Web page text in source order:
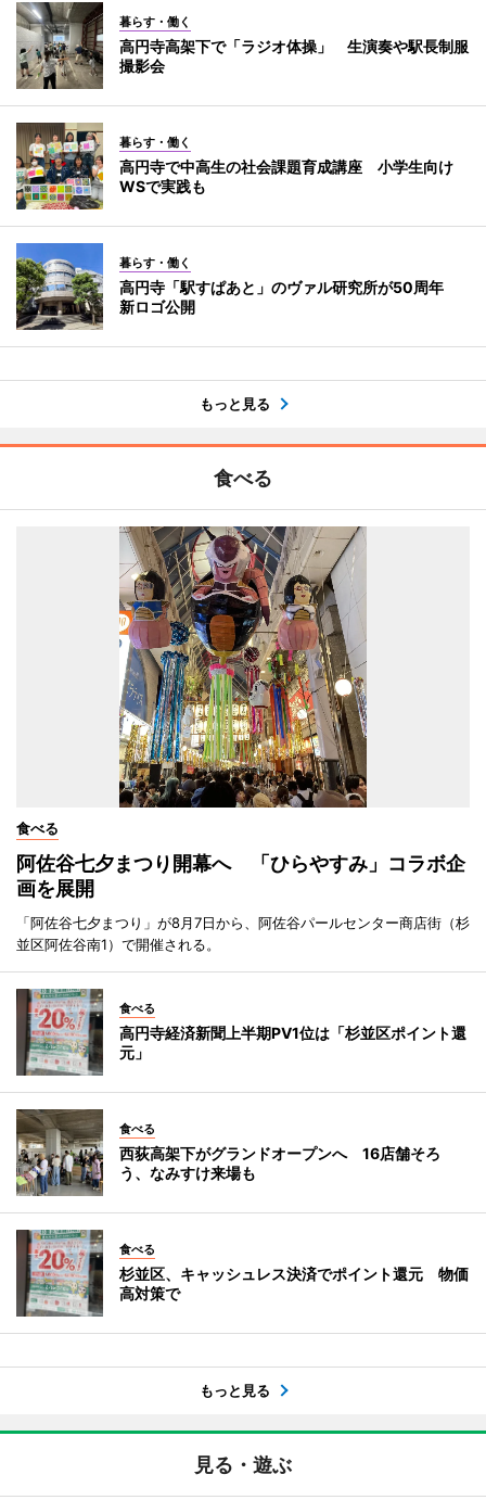
暮らす・働く
高円寺高架下で「ラジオ体操」 生演奏や駅長制服
撮影会
暮らす・働く
高円寺で中高生の社会課題育成講座 小学生向け
WSで実践も
暮らす・働く
高円寺「駅すぱあと」のヴァル研究所が50周年
新ロゴ公開
もっと見る
食べる
食べる
阿佐谷七夕まつり開幕へ 「ひらやすみ」コラボ企
画を展開
「阿佐谷七夕まつり」が8月7日から、阿佐谷パールセンター商店街（杉
並区阿佐谷南1）で開催される。
食べる
高円寺経済新聞上半期PV1位は「杉並区ポイント還
元」
食べる
西荻高架下がグランドオープンへ 16店舗そろ
う、なみすけ来場も
食べる
杉並区、キャッシュレス決済でポイント還元 物価
高対策で
もっと見る
見る・遊ぶ